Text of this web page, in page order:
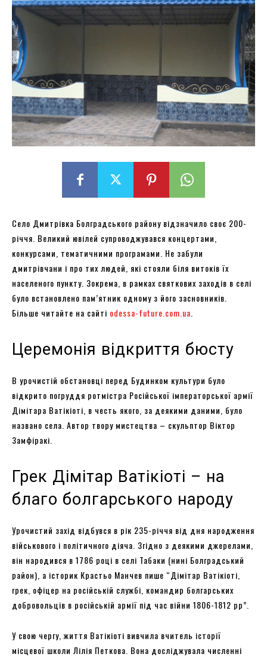
Село Дмитрівка Болградського району відзначило своє 200-
річчя. Великий ювілей супроводжувався концертами,
конкурсами, тематичними програмами. Не забули
дмитрівчани і про тих людей, які стояли біля витоків їх
населеного пункту. Зокрема, в рамках святкових заходів в селі
було встановлено пам’ятник одному з його засновників.
Більше читайте на сайті odessa-future.com.ua
Церемонія відкриття бюсту
В урочистій обстановці перед Будинком культури було
відкрито погруддя ротмістра Російської імператорської армії
Дімітара Ватікіоті, в честь якого, за деякими даними, було
названо села. Автор твору мистецтва – скульптор Віктор
Замфіракі.
Грек Дімітар Ватікіоті – на
благо болгарського народу
Урочистий захід відбувся в рік 235-річчя від дня народження
військового і політичного діяча. Згідно з деякими джерелами,
він народився в 1786 році в селі Табаки (нині Болградський
район), а історик Крастьо Манчев пише “Дімітар Ватікіоті,
грек, офіцер на російській службі, командир болгарських
добровольців в російській армії під час війни 1806-1812 рр”.
У свою чергу, життя Ватікіоті вивчила вчитель історії
місцевої школи Лілія Петкова. Вона досліджувала численні